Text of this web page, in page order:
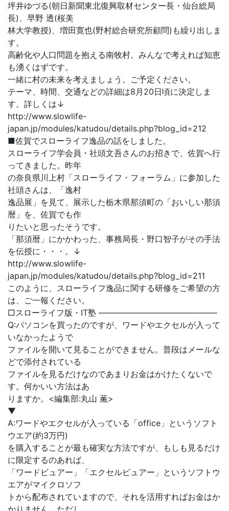
坪井ゆづる(朝日新聞東北復興取材センター長・仙台総局
長)、早野 透(桜美
林大学教授)、増田寛也(野村総合研究所顧問)も繰り出しま
す。
高齢化や人口問題を抱える南牧村。みんなで考えれば知恵
も湧くはずです。
一緒に村の未来を考えましょう。ご予定ください。
テーマ、時間、交通などの詳細は8月20日頃に決定しま
す。詳しくは↓
http://www.slowlife-
japan.jp/modules/katudou/details.php?blog_id=212
■佐賀でスローライフ逸品の話をしました。
スローライフ学会員・社頭文吾さんのお招きで、佐賀へ行
ってきました。昨年
の奈良県川上村「スローライフ・フォーラム」に参加した
社頭さんは、「逸村
逸品展」を見て、展示した栃木県那須町の「おいしい那須
暦」を、佐賀でも作
りたいと思ったそうです。
「那須暦」にかかわった、事務局長・野口智子がその手法
を伝授に・・・。↓
http://www.slowlife-
japan.jp/modules/katudou/details.php?blog_id=211
このように、スローライフ逸品に関する研修をご希望の方
は、ご一報ください。
□スローライフ版・IT塾 ——————————————–
Q:パソコンを買ったのですが、ワードやエクセルが入って
いなかったようで
ファイルを開いて見ることができません。普段はメールな
どで添付されている
ファイルを見るだけなのであまりお金はかけたくないで
す。何かいい方法はあ
りますか。<編集部:丸山 薫>
▼
A:ワードやエクセルが入っている「office」というソフト
ウエア(約3万円)
を購入することが最も確実な方法ですが、もしも見るだけ
に限定するのあれば、
「ワードビュアー」「エクセルビュアー」というソフトウ
エアがマイクロソフ
トから配布されていますので、それを活用すればお金はか
かりません。ただし、